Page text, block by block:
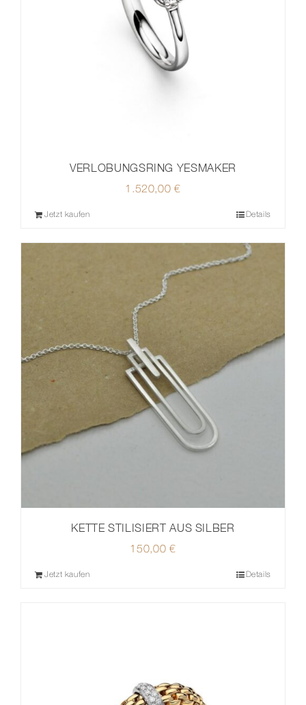
VERLOBUNGSRING YESMAKER
1.520,00€
Jetzt kaufen Details
KETTE STILISIERT AUS SILBER
150,00 €
Jetzt kaufen Details